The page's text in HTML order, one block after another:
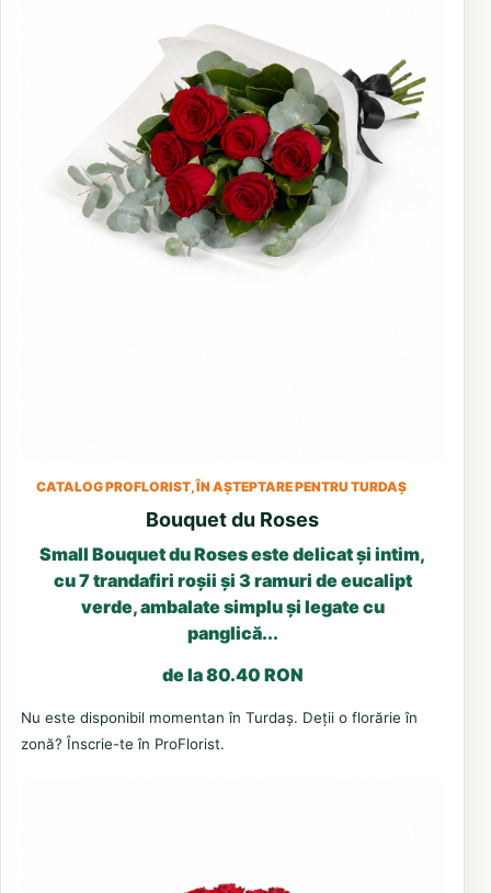
CATALOG PROFLORIST, ÎN AȘTEPTARE PENTRU TURDAȘ
Bouquet du Roses
Small Bouquet du Roses este delicat și intim,
cu 7 trandafiri roșii și 3 ramuri de eucalipt
verde, ambalate simplu și legate cu
panglică...
de la 80.40 RON
Nu este disponibil momentan în Turdaș. Deții o florărie în
zonă? Înscrie-te în ProFlorist.